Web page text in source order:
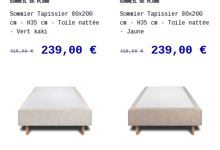
SOMMEIL DE PLOMB
Sommier Tapissier 80x200
cm - H35 cm - Toile nattée
- Vert kaki
419,00 € 239,00 €
SOMMEIL DE PLOMB
Sommier Tapissier 80x200
cm - H35 cm - Toile nattée
- Jaune
419,00 € 239,00 €